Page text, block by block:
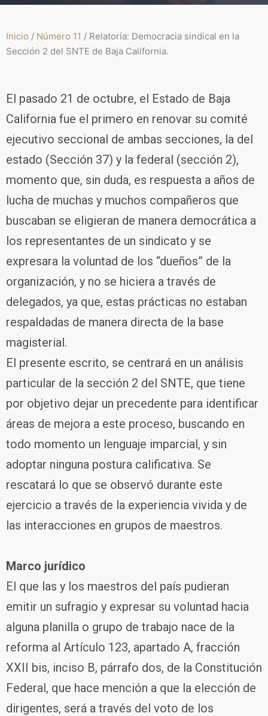
Inicio / Número 11 / Relatoría: Democracia sindical en la
Sección 2 del SNTE de Baja California.
El pasado 21 de octubre, el Estado de Baja
California fue el primero en renovar su comité
ejecutivo seccional de ambas secciones, la del
estado (Sección 37) y la federal (sección 2),
momento que, sin duda, es respuesta a años de
lucha de muchas y muchos compañeros que
buscaban se eligieran de manera democrática a
los representantes de un sindicato y se
expresara la voluntad de los “dueños” de la
organización, y no se hiciera a través de
delegados, ya que, estas prácticas no estaban
respaldadas de manera directa de la base
magisterial.
El presente escrito, se centrará en un análisis
particular de la sección 2 del SNTE, que tiene
por objetivo dejar un precedente para identificar
áreas de mejora a este proceso, buscando en
todo momento un lenguaje imparcial, y sin
adoptar ninguna postura calificativa. Se
rescatará lo que se observó durante este
ejercicio a través de la experiencia vivida y de
las interacciones en grupos de maestros.
Marco jurídico
El que las y los maestros del país pudieran
emitir un sufragio y expresar su voluntad hacia
alguna planilla o grupo de trabajo nace de la
reforma al Artículo 123, apartado A, fracción
XXII bis, inciso B, párrafo dos, de la Constitución
Federal, que hace mención a que la elección de
dirigentes, será a través del voto de los